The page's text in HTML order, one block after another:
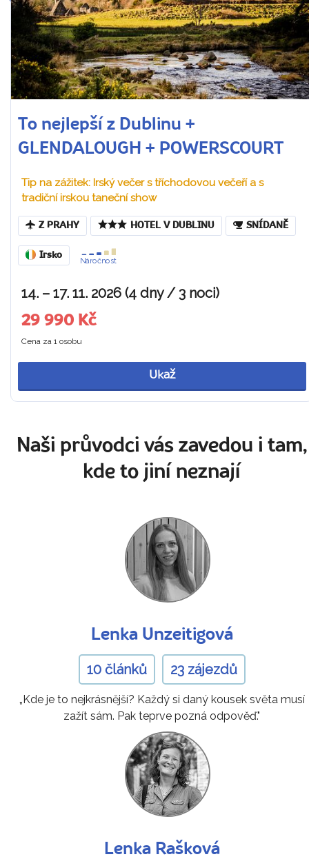
To nejlepší z Dublinu +
GLENDALOUGH + POWERSCOURT
Tip na zážitek: Irský večer s tříchodovou večeří a s
tradiční irskou taneční show
Z PRAHY HOTEL V DUBLINU SNÍDANĚ
Irsko
Náročnost
14. – 17. 11. 2026 (4 dny / 3 noci)
29 990 Kč
Cena za 1 osobu
Ukaž
Naši průvodci vás zavedou i tam,
kde to jiní neznají
Lenka Unzeitigová
10 článků 23 zájezdů
„Kde je to nejkrásnější? Každý si daný kousek světa musí
zažít sám. Pak teprve pozná odpověď."
Lenka Rašková